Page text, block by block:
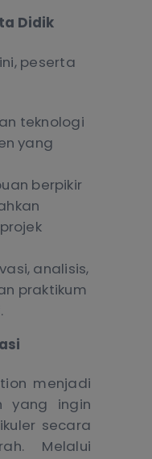
Didik
peserta
teknologi
yang
berpikir
analisis,
praktikum
menjadi
yang ingin
secara
Melalui